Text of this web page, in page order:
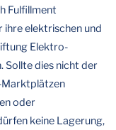
Fulfillment
ihre elektrischen und
Elektro-
Sollte dies nicht der
Marktplätzen
oder
keine Lagerung,